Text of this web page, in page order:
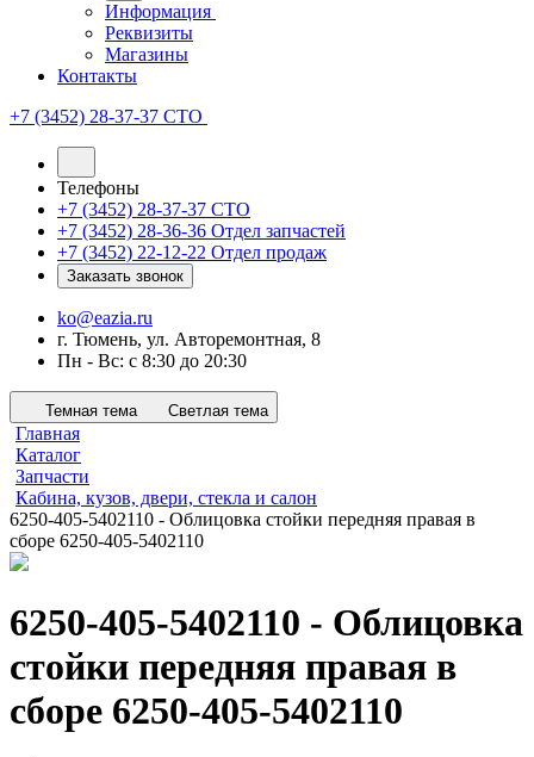
Информация
Реквизиты
Магазины
Контакты
+7 (3452) 28-37-37 СТО
Телефоны
+7 (3452) 28-37-37 СТО
+7 (3452) 28-36-36 Отдел запчастей
+7 (3452) 22-12-22 Отдел продаж
Заказать звонок
ko@eazia.ru
г. Тюмень, ул. Авторемонтная, 8
Пн - Вс: с 8:30 до 20:30
Темная тема Светлая тема
Главная
Каталог
Запчасти
Кабина, кузов, двери, стекла и салон
6250-405-5402110 - Облицовка стойки передняя правая в
сборе 6250-405-5402110
6250-405-5402110 - Облицовка
стойки передняя правая в
сборе 6250-405-5402110